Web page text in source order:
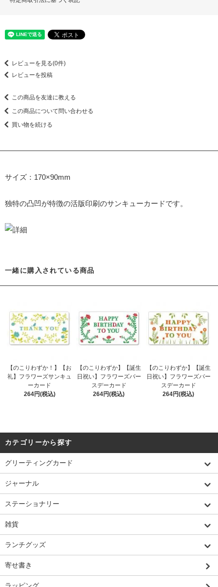
レビューを見る(0件)
レビューを投稿
この商品を友達に教える
この商品について問い合わせる
買い物を続ける
サイズ：170×90mm
独特の凸凹が特徴の活版印刷のサンキューカードです。
一緒に購入されている商品
【のこりわずか！】【お
礼】フラワーズサンキュ
ーカード
264円(税込)
【のこりわずか】【誕生
日祝い】フラワーズバー
スデーカード
264円(税込)
【のこりわずか】【誕生
日祝い】フラワーズバー
スデーカード
264円(税込)
カテゴリーから探す
グリーティングカード
ジャーナル
ステーショナリー
雑貨
ランチグッズ
寄せ書き